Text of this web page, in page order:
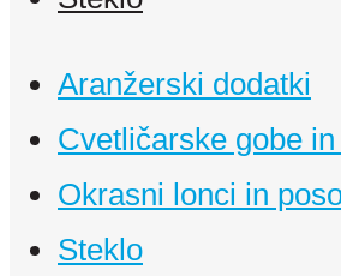
Aranžerski dodatki
Cvetličarske gobe
Okrasni lonci in
Steklo